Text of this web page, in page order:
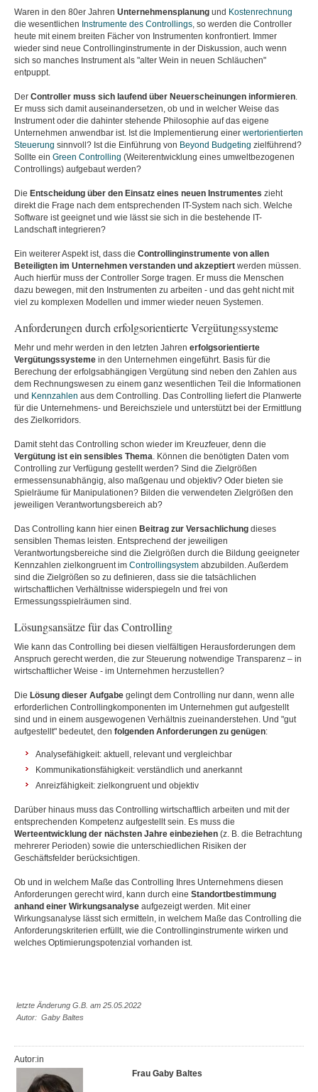
Waren in den 80er Jahren Unternehmensplanung und Kostenrechnung
die wesentlichen Instrumente des Controllings, so werden die Controller
heute mit einem breiten Fächer von Instrumenten konfrontiert. Immer
wieder sind neue Controllinginstrumente in der Diskussion, auch wenn
sich so manches Instrument als "alter Wein in neuen Schläuchen"
entpuppt.
Der Controller muss sich laufend über Neuerscheinungen informieren.
Er muss sich damit auseinandersetzen, ob und in welcher Weise das
Instrument oder die dahinter stehende Philosophie auf das eigene
Unternehmen anwendbar ist. Ist die Implementierung einer wertorientierten
Steuerung sinnvoll? Ist die Einführung von Beyond Budgeting zielführend?
Sollte ein Green Controlling (Weiterentwicklung eines umweltbezogenen
Controllings) aufgebaut werden?
Die Entscheidung über den Einsatz eines neuen Instrumentes zieht
direkt die Frage nach dem entsprechenden IT-System nach sich. Welche
Software ist geeignet und wie lässt sie sich in die bestehende IT-
Landschaft integrieren?
Ein weiterer Aspekt ist, dass die Controllinginstrumente von allen
Beteiligten im Unternehmen verstanden und akzeptiert werden müssen.
Auch hierfür muss der Controller Sorge tragen. Er muss die Menschen
dazu bewegen, mit den Instrumenten zu arbeiten - und das geht nicht mit
viel zu komplexen Modellen und immer wieder neuen Systemen.
Anforderungen durch erfolgsorientierte Vergütungssysteme
Mehr und mehr werden in den letzten Jahren erfolgsorientierte
Vergütungssysteme in den Unternehmen eingeführt. Basis für die
Berechung der erfolgsabhängigen Vergütung sind neben den Zahlen aus
dem Rechnungswesen zu einem ganz wesentlichen Teil die Informationen
und Kennzahlen aus dem Controlling. Das Controlling liefert die Planwerte
für die Unternehmens- und Bereichsziele und unterstützt bei der Ermittlung
des Zielkorridors.
Damit steht das Controlling schon wieder im Kreuzfeuer, denn die
Vergütung ist ein sensibles Thema. Können die benötigten Daten vom
Controlling zur Verfügung gestellt werden? Sind die Zielgrößen
ermessensunabhängig, also maßgenau und objektiv? Oder bieten sie
Spielräume für Manipulationen? Bilden die verwendeten Zielgrößen den
jeweiligen Verantwortungsbereich ab?
Das Controlling kann hier einen Beitrag zur Versachlichung dieses
sensiblen Themas leisten. Entsprechend der jeweiligen
Verantwortungsbereiche sind die Zielgrößen durch die Bildung geeigneter
Kennzahlen zielkongruent im Controllingsystem abzubilden. Außerdem
sind die Zielgrößen so zu definieren, dass sie die tatsächlichen
wirtschaftlichen Verhältnisse widerspiegeln und frei von
Ermessungsspielräumen sind.
Lösungsansätze für das Controlling
Wie kann das Controlling bei diesen vielfältigen Herausforderungen dem
Anspruch gerecht werden, die zur Steuerung notwendige Transparenz – in
wirtschaftlicher Weise - im Unternehmen herzustellen?
Die Lösung dieser Aufgabe gelingt dem Controlling nur dann, wenn alle
erforderlichen Controllingkomponenten im Unternehmen gut aufgestellt
sind und in einem ausgewogenen Verhältnis zueinanderstehen. Und "gut
aufgestellt" bedeutet, den folgenden Anforderungen zu genügen:
Analysefähigkeit: aktuell, relevant und vergleichbar
Kommunikationsfähigkeit: verständlich und anerkannt
Anreizfähigkeit: zielkongruent und objektiv
Darüber hinaus muss das Controlling wirtschaftlich arbeiten und mit der
entsprechenden Kompetenz aufgestellt sein. Es muss die
Werteentwicklung der nächsten Jahre einbeziehen (z. B. die Betrachtung
mehrerer Perioden) sowie die unterschiedlichen Risiken der
Geschäftsfelder berücksichtigen.
Ob und in welchem Maße das Controlling Ihres Unternehmens diesen
Anforderungen gerecht wird, kann durch eine Standortbestimmung
anhand einer Wirkungsanalyse aufgezeigt werden. Mit einer
Wirkungsanalyse lässt sich ermitteln, in welchem Maße das Controlling die
Anforderungskriterien erfüllt, wie die Controllinginstrumente wirken und
welches Optimierungspotenzial vorhanden ist.
letzte Änderung G.B. am 25.05.2022
Autor: Gaby Baltes
Autor:in
Frau Gaby Baltes